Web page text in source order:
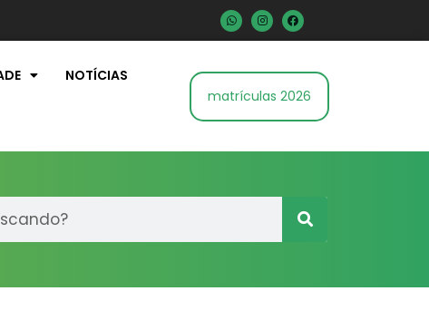
NOTÍCIAS
matrículas 2026